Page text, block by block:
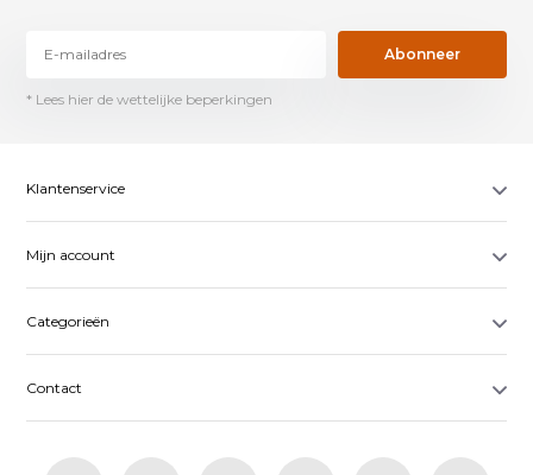
Abonneer
* Lees hier de wettelijke beperkingen
Klantenservice
Mijn account
Categorieën
Contact